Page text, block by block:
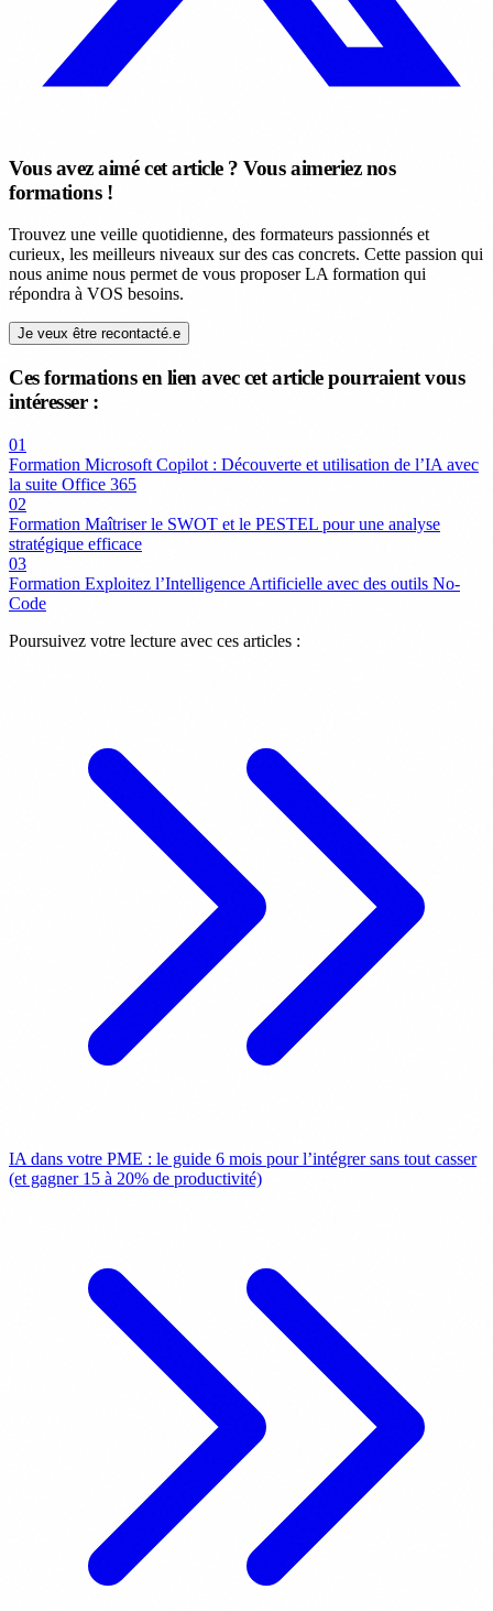
Vous avez aimé cet article ? Vous aimeriez nos
formations !
Trouvez une veille quotidienne, des formateurs passionnés et
curieux, les meilleurs niveaux sur des cas concrets. Cette passion qui
nous anime nous permet de vous proposer LA formation qui
répondra à VOS besoins.
Je veux être recontacté.e
Ces formations en lien avec cet article pourraient vous
intéresser :
01
Formation Microsoft Copilot : Découverte et utilisation de l’IA avec
la suite Office 365
02
Formation Maîtriser le SWOT et le PESTEL pour une analyse
stratégique efficace
03
Formation Exploitez l’Intelligence Artificielle avec des outils No-
Code
Poursuivez votre lecture avec ces articles :
IA dans votre PME : le guide 6 mois pour l’intégrer sans tout casser
(et gagner 15 à 20% de productivité)